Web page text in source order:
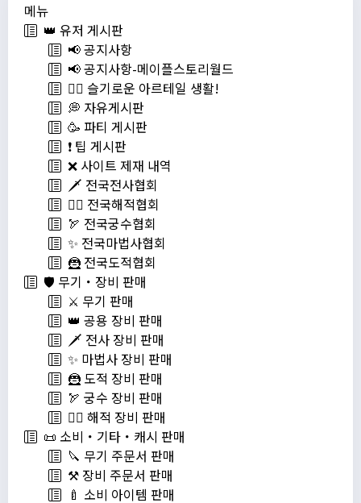
메뉴
👑 유저 게시판
📢 공지사항
📢 공지사항-메이플스토리월드
💁‍♂ 슬기로운 아르테일 생활!
💭 자유게시판
🥳 파티 게시판
❗️ 팁 게시판
❌ 사이트 제재 내역
🗡️ 전국전사협회
🏴‍☠️ 전국해적협회
🏹 전국궁수협회
✨ 전국마법사협회
🦹 전국도적협회
🛡️ 무기・장비 판매
⚔️ 무기 판매
👑 공용 장비 판매
🗡️ 전사 장비 판매
✨ 마법사 장비 판매
🦹 도적 장비 판매
🏹 궁수 장비 판매
🏴‍☠️ 해적 장비 판매
📜 소비・기타・캐시 판매
🔪 무기 주문서 판매
⚒️ 장비 주문서 판매
🍼 소비 아이템 판매